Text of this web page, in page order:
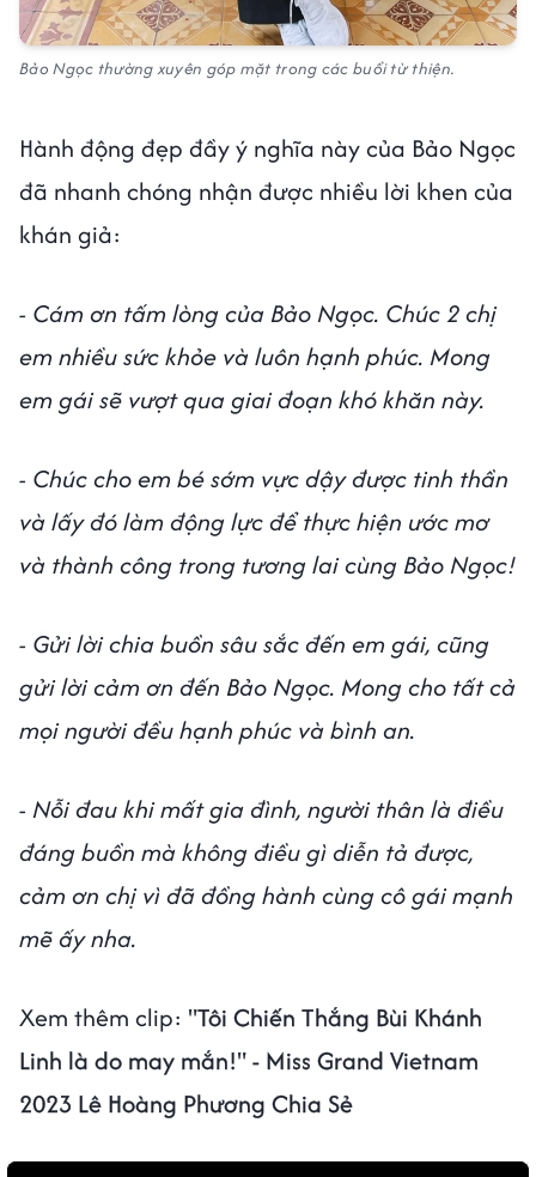
Bảo Ngọc thường xuyên góp mặt trong các buổi từ thiện.
Hành động đẹp đầy ý nghĩa này của Bảo Ngọc
đã nhanh chóng nhận được nhiều lời khen của
khán giả:
- Cám ơn tấm lòng của Bảo Ngọc. Chúc 2 chị
em nhiều sức khỏe và luôn hạnh phúc. Mong
em gái sẽ vượt qua giai đoạn khó khăn này.
- Chúc cho em bé sớm vực dậy được tinh thần
và lấy đó làm động lực để thực hiện ước mơ
và thành công trong tương lai cùng Bảo Ngọc!
- Gửi lời chia buồn sâu sắc đến em gái, cũng
gửi lời cảm ơn đến Bảo Ngọc. Mong cho tất cả
mọi người đều hạnh phúc và bình an.
- Nỗi đau khi mất gia đình, người thân là điều
đáng buồn mà không điều gì diễn tả được,
cảm ơn chị vì đã đồng hành cùng cô gái mạnh
mẽ ấy nha.
Xem thêm clip: "Tôi Chiến Thắng Bùi Khánh
Linh là do may mắn!" - Miss Grand Vietnam
2023 Lê Hoàng Phương Chia Sẻ